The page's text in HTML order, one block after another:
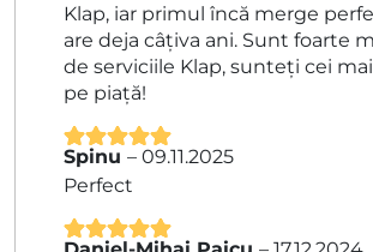
Klap, iar primul încă merge
are deja câțiva ani. Sunt foarte
de serviciile Klap, sunteți cei
pe piață!
Evaluat la5
din 5
Spinu – 09.11.2025
Perfect